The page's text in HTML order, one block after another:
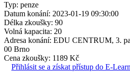
Typ: penze
Datum konání: 2023-01-19 09:30:00
Délka zkoušky: 90
Volná kapacita: 20
Adresa konání: EDU CENTRUM, 3.
00 Brno
Cena zkoušky: 1189 Kč
Přihlásit se a získat přístup do E-